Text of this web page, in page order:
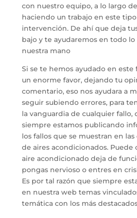
con nuestro equipo, a lo largo
haciendo un trabajo en este
intervención. De ahí que deja
bajo y te ayudaremos en todo
nuestra mano
Si se te hemos ayudado en este
un enorme favor, dejando tu
comentario, eso nos ayudara a
seguir subiendo errores, para
la vanguardia de cualquier fallo,
siempre estamos publicando
los fallos que se muestran en
de aires acondicionados. Puede
aire acondicionado deja de
pongas nervioso o entres en
Es por tal razón que siempre
en nuestra web temas
temática con los más